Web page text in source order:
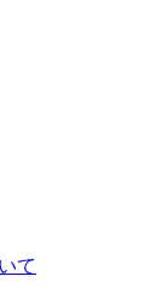
て